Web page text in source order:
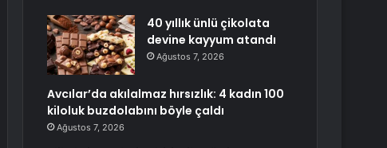
40 yıllık ünlü çikolata
devine kayyum atandı
Ağustos 7, 2026
Avcılar’da akılalmaz hırsızlık: 4 kadın 100
kiloluk buzdolabını böyle çaldı
Ağustos 7, 2026